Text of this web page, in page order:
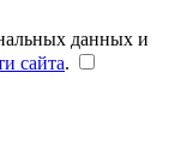
данных и
сайта.